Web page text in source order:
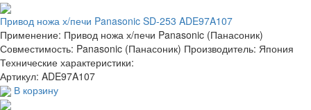
Привод ножа х/печи Panasonic SD-253 ADE97A107
Применение: Привод ножа х/печи Panasonic (Панасоник)
Совместимость: Panasonic (Панасоник) Производитель: Япония
Технические характеристики:
Артикул: ADE97A107
В корзину